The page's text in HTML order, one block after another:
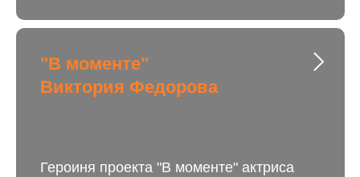
"В моменте"
Виктория Федорова
Героиня проекта "В моменте" актриса